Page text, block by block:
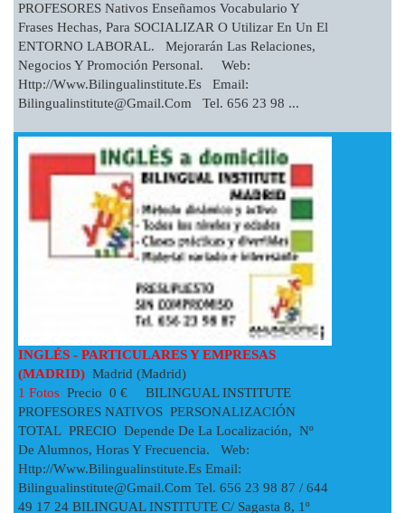
PROFESORES Nativos Enseñamos Vocabulario Y
Frases Hechas, Para SOCIALIZAR O Utilizar En Un El
ENTORNO LABORAL. Mejorarán Las Relaciones,
Negocios Y Promoción Personal. Web:
Http://www.bilingualinstitute.es Email:
Bilingualinstitute@gmail.com Tel. 656 23 98 ...
INGLÉS - PARTICULARES Y EMPRESAS
(MADRID) Madrid (Madrid)
1 Fotos Precio 0 € BILINGUAL INSTITUTE
PROFESORES NATIVOS PERSONALIZACIÓN
TOTAL PRECIO Depende De La Localización, Nº
De Alumnos, Horas Y Frecuencia. Web:
Http://www.bilingualinstitute.es Email:
Bilingualinstitute@gmail.com Tel. 656 23 98 87 / 644
49 17 24 BILINGUAL INSTITUTE C/ Sagasta 8, 1º